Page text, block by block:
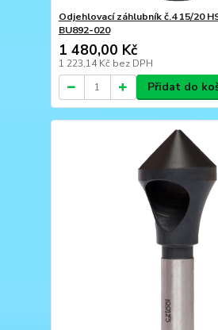
Odjehlovací záhlubník č.4 15/20
BU892-020
1 480,00 Kč
1 223,14 Kč bez DPH
Přidat do